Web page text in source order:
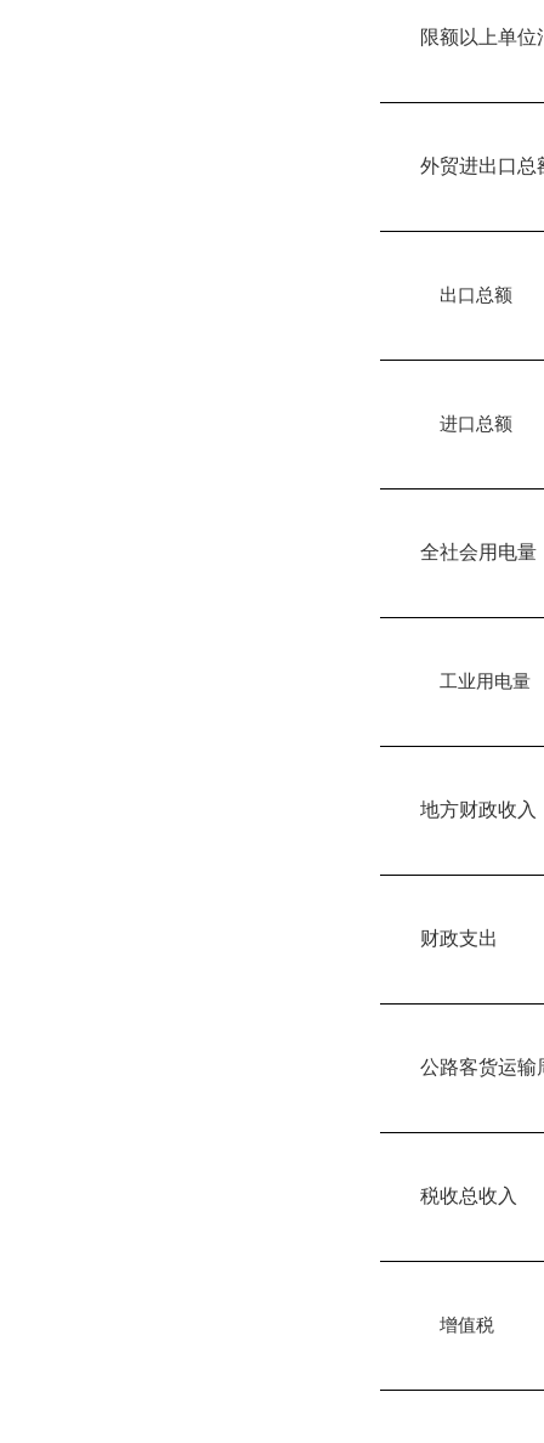
限额以上单位
外贸进出口总
出口总额
进口总额
全社会用电量
工业用电量
地方财政收入
财政支出
公路客货运输
税收总收入
增值税